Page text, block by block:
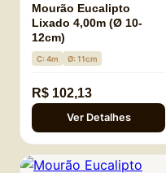
Mourão Eucalipto
Lixado 4,00m (Ø 10-
12cm)
C: 4m Ø: 11cm
R$ 102,13
Ver Detalhes